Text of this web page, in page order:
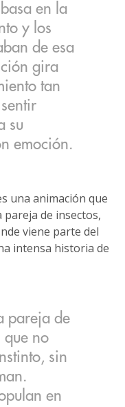
en la
y los
de esa
gira
tan
su
emoción.
una animación que
de insectos,
viene parte del
intensa historia de
pareja de
que no
sin
en